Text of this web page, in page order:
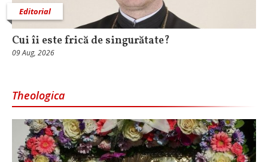
Editorial
Cui îi este frică de singurătate?
09 Aug, 2026
Theologica